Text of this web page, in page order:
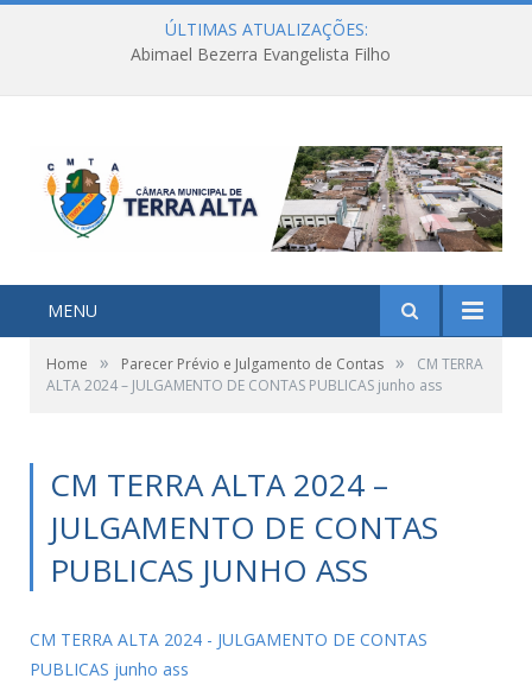
ÚLTIMAS ATUALIZAÇÕES:
Abimael Bezerra Evangelista Filho
MENU
Home » Parecer Prévio e Julgamento de Contas »
CM TERRA
ALTA 2024 – JULGAMENTO DE CONTAS PUBLICAS junho ass
CM TERRA ALTA 2024 –
JULGAMENTO DE CONTAS
PUBLICAS JUNHO ASS
CM TERRA ALTA 2024 - JULGAMENTO DE CONTAS
PUBLICAS junho ass